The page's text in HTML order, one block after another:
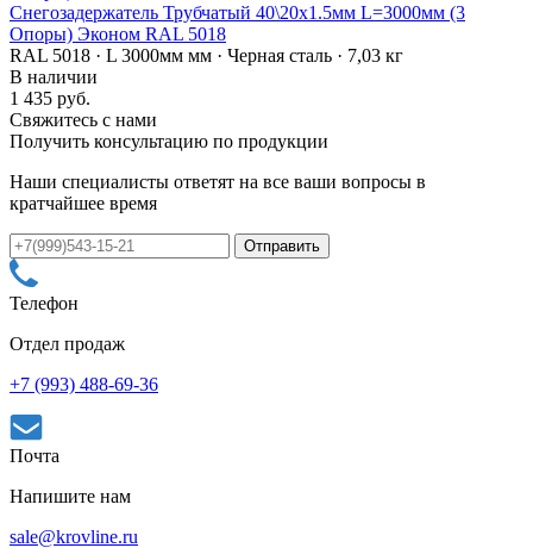
Снегозадержатель Трубчатый 40\20х1.5мм L=3000мм (3
Опоры) Эконом RAL 5018
RAL 5018 · L 3000мм мм · Черная сталь · 7,03 кг
В наличии
1 435 руб.
Свяжитесь с нами
Получить консультацию по продукции
Наши специалисты ответят на все ваши вопросы в
кратчайшее время
Телефон
Отдел продаж
+7 (993) 488-69-36
Почта
Напишите нам
sale@krovline.ru